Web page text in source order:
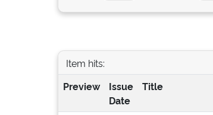
Item hits:
Preview
Issue
Date
Title